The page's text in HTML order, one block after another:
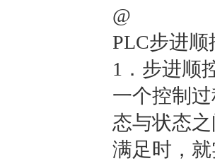
@
PLC步进
1．步进顺
一个控制
态与状态
满足时，